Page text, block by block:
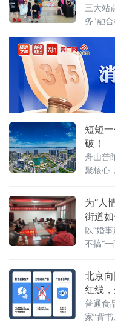
三大站
务"融
站、武
车亲
站依
短短
破！
舟山普
聚核心
批优质
加速成
稳步推
为“人
街道
以“婚
不搞“
常，走
北京
红线
普通食
家”背